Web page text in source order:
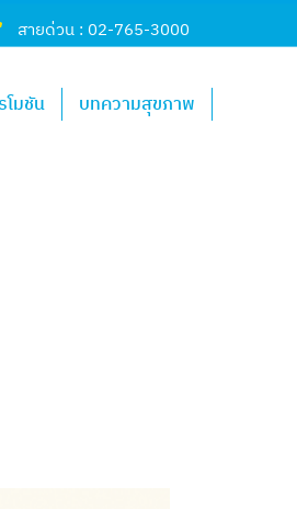
สายด่วน : 02-765-3000
โมชัน บทความสุขภาพ